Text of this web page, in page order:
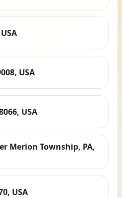
USA
USA
Merion Township, PA,
USA